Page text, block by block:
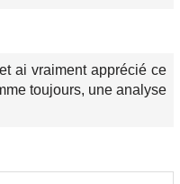
ai vraiment apprécié ce
toujours, une analyse